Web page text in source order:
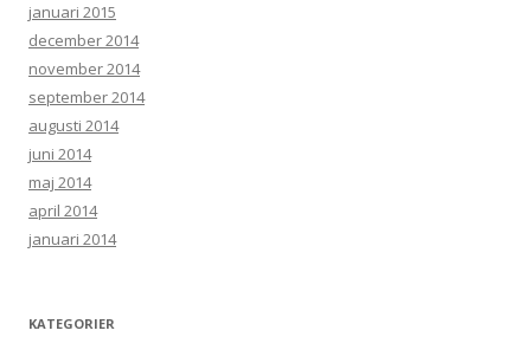
januari 2015
december 2014
november 2014
september 2014
augusti 2014
juni 2014
maj 2014
april 2014
januari 2014
KATEGORIER